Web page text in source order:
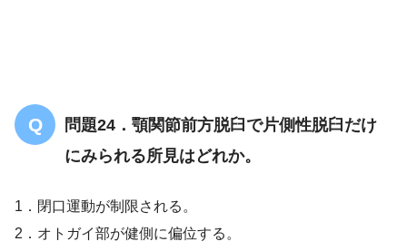
問題24．顎関節前方脱臼で片側性脱臼だけ
にみられる所見はどれか。
1．閉口運動が制限される。
2．オトガイ部が健側に偏位する。